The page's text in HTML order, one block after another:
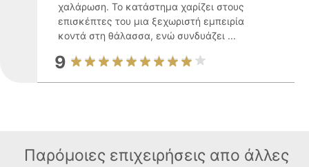
χαλάρωση. Το κατάστημα χαρίζει στους
επισκέπτες του μια ξεχωριστή εμπειρία
κοντά στη θάλασσα, ενώ συνδυάζει ...
9
Παρόμοιες επιχειρήσεις απο άλλες